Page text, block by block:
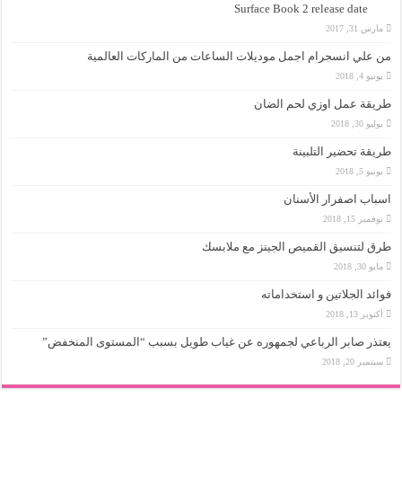
Surface Book 2 release date
مارس 31, 2017
من علي انسجرام اجمل موديلات الساعات من الماركات العالمية
يونيو 4, 2018
طريقة عمل اوزي لحم الضان
يوليو 30, 2018
طريقة تحضير التلبينة
يونيو 5, 2018
اسباب اصفرار الأسنان
نوفمبر 15, 2018
طرق لتنسيق القميص الجينز مع ملابسك
مايو 30, 2018
فوائد الجلاتين و استخداماته
أكتوبر 13, 2018
يعتذر صابر الرباعي لجمهوره عن غياب طويل بسبب “المستوى المنخفض”
سبتمبر 20, 2018